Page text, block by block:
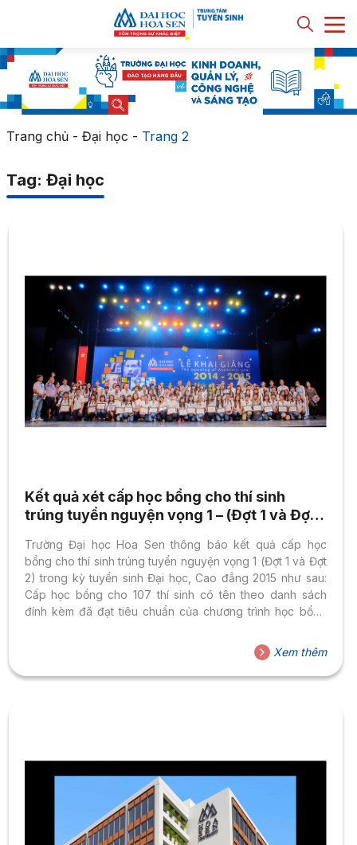
Trang chủ- Đại học - Trang 2
Tag: Đại học
Kết quả xét cấp học bổng cho thí sinh
trúng tuyển nguyện vọng 1 – (Đợt 1 và Đợt
Trường Đại học Hoa Sen thông báo kết quả cấp học
bổng cho thí sinh trúng tuyển nguyện vọng 1 (Đợt 1 và Đợt
2) trong kỳ tuyển sinh Đại học, Cao đẳng 2015 như sau:
Cấp học bổng cho 107 thí sinh có tên theo danh sách
đính kèm đã đạt tiêu chuẩn của chương trình học bổng
thí sinh đã đạt điều kiện xét cấp học bổng của đợt 1 và 85
thí sinh của đợt 2); Chi tiết danh sách 107 thí sinh: xem
TẠI...
Xem thêm